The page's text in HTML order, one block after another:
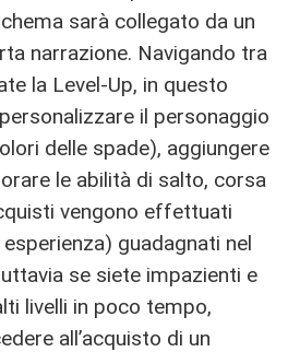
sarà collegato da un
narrazione. Navigando tra
la Level-Up, in questo
il personaggio
delle spade), aggiungere
le abilità di salto, corsa
vengono effettuati
guadagnati nel
se siete impazienti e
livelli in poco tempo,
all’acquisto di un